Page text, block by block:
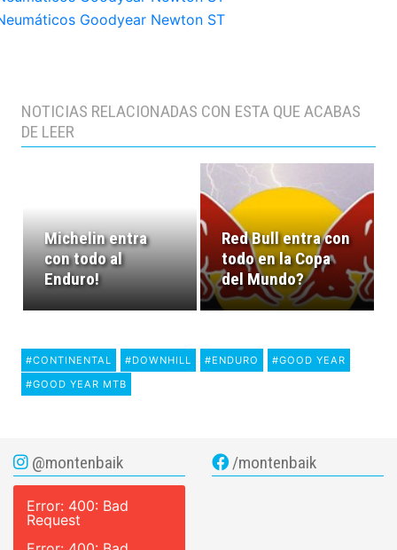
NOTICIAS RELACIONADAS CON ESTA QUE ACABAS
DE LEER
Michelin entra
con todo al
Enduro!
Red Bull entra con
todo en la Copa
del Mundo?
#CONTINENTAL #DOWNHILL #ENDURO
#GOOD YEAR
#GOOD YEAR MTB
@montenbaik
Error: 400: Bad
Request
/montenbaik